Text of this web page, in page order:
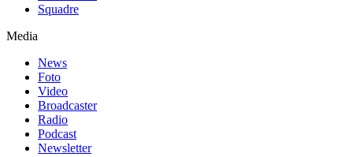
Squadre
Media
News
Foto
Video
Broadcaster
Radio
Podcast
Newsletter